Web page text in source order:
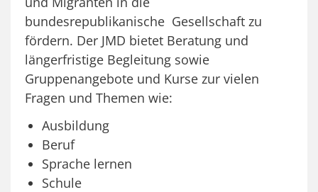
bundesrepublikanische Gesellschaft zu
fördern. Der JMD bietet Beratung und
längerfristige Begleitung sowie
Gruppenangebote und Kurse zur vielen
Fragen und Themen wie:
Ausbildung
Beruf
Sprache lernen
Schule